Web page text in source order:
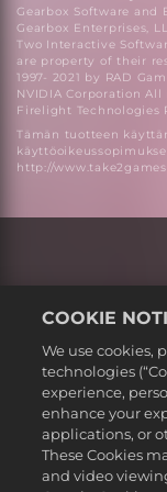
Gearbox Software and
Gearbox Enterprises,
Two Interactive
are property of their
1997- 2021 by RAD
NVIDIA Corporation
Firelight Technologies
Tämän tuotteen
http://
Älkää
COOKIE
We use cookies,
technologies
experience,
enhance your
applications, or
These Cookies
and video